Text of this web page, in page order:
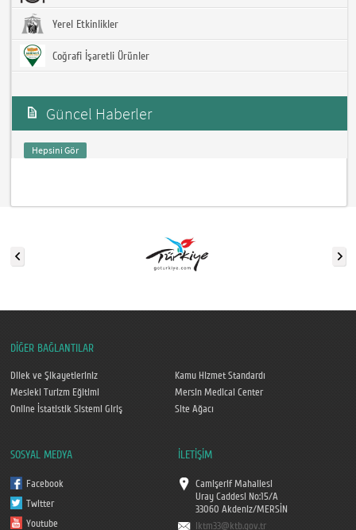
Yerel Etkinlikler
Coğrafi İşaretli Ürünler
Güncel Haberler
Hepsini Gör
DİĞER BAĞLANTILAR
Dilek ve Şikayetleriniz
Kamu Hizmet Standardı
Mesleki Turizm Eğitimi
Mersin Medical Center
Online İstatistik Sistemi Giriş
Site Ağacı
SOSYAL MEDYA
Facebook
Twitter
Youtube
İLETİŞİM
Camişerif Mahallesi
Uray Caddesi No:15/A
33060 Akdeniz/MERSİN
iktm33@ktb.gov.tr